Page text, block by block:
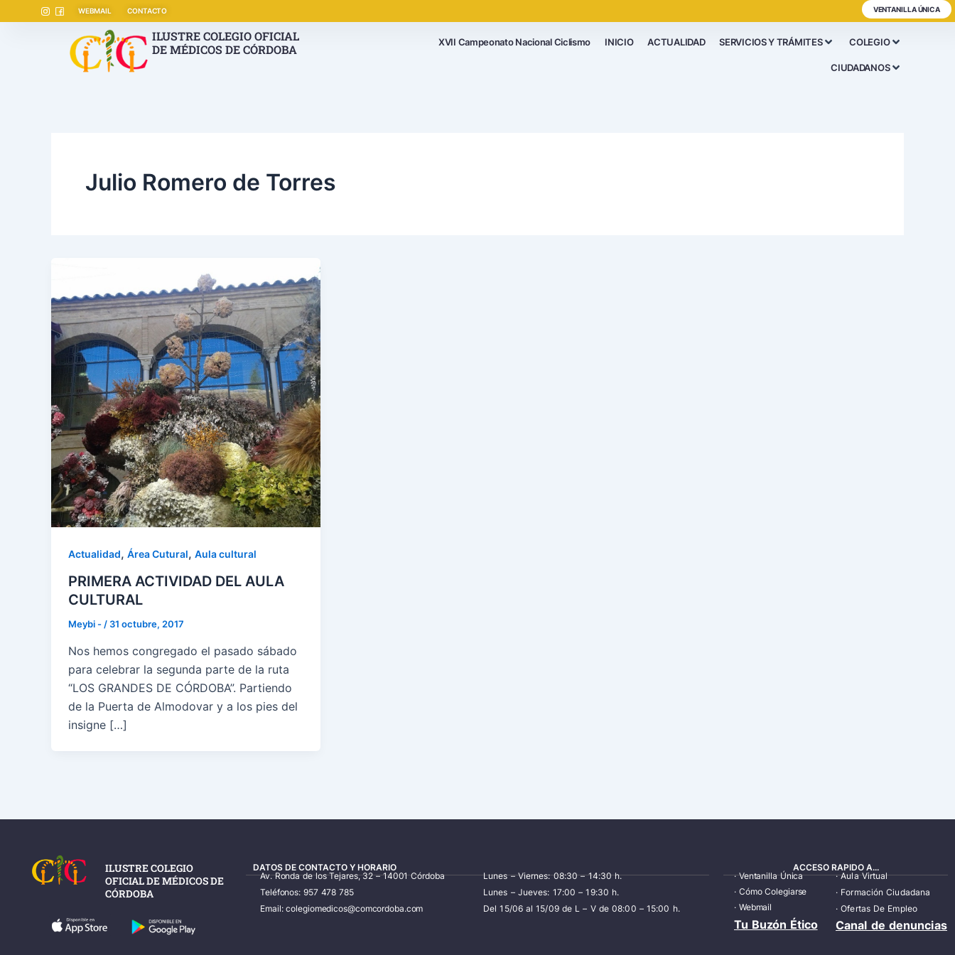
WEBMAIL CONTACTO VENTANILLA ÚNICA
ILUSTRE COLEGIO OFICIAL
DE MÉDICOS DE CÓRDOBA
XVII Campeonato Nacional Ciclismo INICIO ACTUALIDAD SERVICIOS Y TRÁMITES COLEGIO
CIUDADANOS
Julio Romero de Torres
Actualidad, Área Cutural, Aula cultural
PRIMERA ACTIVIDAD DEL AULA
CULTURAL
Meybi -/ 31 octubre, 2017
Nos hemos congregado el pasado sábado
para celebrar la segunda parte de la ruta
“LOS GRANDES DE CÓRDOBA”. Partiendo
de la Puerta de Almodovar y a los pies del
insigne […]
ILUSTRE COLEGIO
OFICIAL DE MÉDICOS DE
CÓRDOBA
DATOS DE CONTACTO Y HORARIO
Av. Ronda de los Tejares, 32 – 14001 Córdoba
Teléfonos: 957 478 785
Email: colegiomedicos@comcordoba.com
Lunes – Viernes: 08:30 – 14:30 h.
Lunes – Jueves: 17:00 – 19:30 h.
Del 15/06 al 15/09 de L – V de 08:00 – 15:00 h.
ACCESO RAPIDO A...
·Ventanilla Única
· Cómo Colegiarse
· Webmail
·Aula Virtual
· Formación Ciudadana
·Ofertas De Empleo
Tu Buzón Ético Canal de denuncias